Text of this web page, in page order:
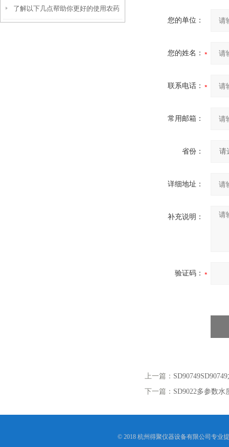
箱和干热灭菌箱的比较
了解以下几点帮助你更好的使用农药
您的单位：
您的姓名：
联系电话：
常用邮箱：
省份：
详细地址：
补充说明：
验证码：
上一篇：
下一篇： SD9022多参数水
© 2018 杭州得聚仪器设备有限公司专业